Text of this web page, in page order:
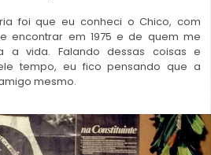
foi que eu conheci o Chico, com
encontrar em 1975 e de quem me
a vida. Falando dessas coisas e
tempo, eu fico pensando que a
mesmo.